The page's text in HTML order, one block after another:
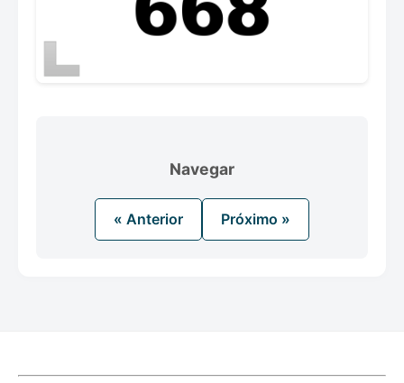
Navegar
« Anterior Próximo »